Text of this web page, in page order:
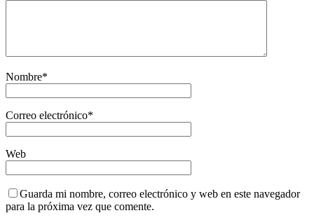
Nombre*
Correo electrónico*
Web
Guarda mi nombre, correo electrónico y web en este navegador
para la próxima vez que comente.